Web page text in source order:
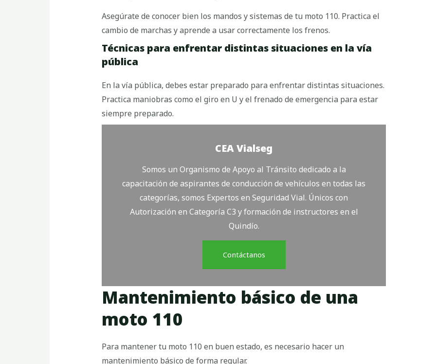
Asegúrate de conocer bien los mandos y sistemas de tu moto 110. Practica el
cambio de marchas y aprende a usar correctamente los frenos.
Técnicas para enfrentar distintas situaciones en la vía
pública
En la vía pública, debes estar preparado para enfrentar distintas situaciones.
Practica maniobras como el giro en U y el frenado de emergencia para estar
siempre preparado.
CEA Vialseg
Somos un Organismo de Apoyo al Tránsito dedicado a la
capacitación de aspirantes de conducción de vehículos en todas las
categorías, somos Expertos en Seguridad Vial. Únicos con
Autorización en Categoría C3 y formación de instructores en el
Quindío.
Contáctanos
Mantenimiento básico de una
moto 110
Para mantener tu moto 110 en buen estado, es necesario hacer un
mantenimiento básico de forma regular.